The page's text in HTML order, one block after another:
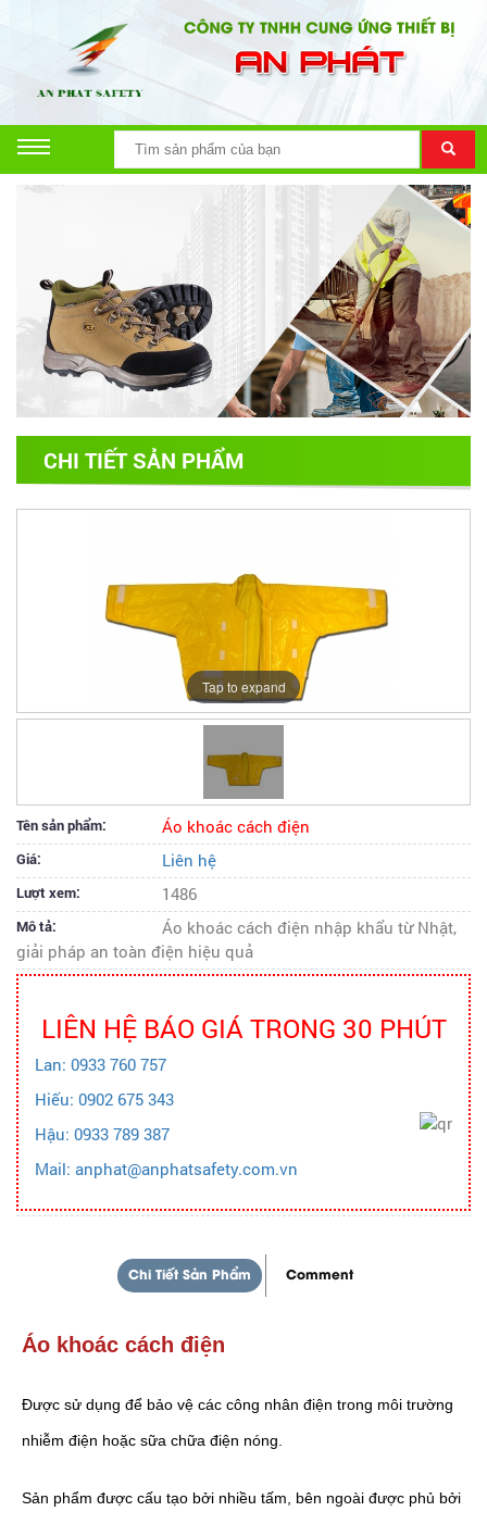
CHI TIẾT SẢN PHẨM
Tap to expand
Tên sản phẩm: Áo khoác cách điện
Giá: Liên hệ
Lượt xem: 1486
Mô tả:
Áo khoác cách điện nhập khẩu từ Nhật,
giải pháp an toàn điện hiệu quả
LIÊN HỆ BÁO GIÁ TRONG 30 PHÚT
Lan: 0933 760 757
Hiếu: 0902 675 343
Hậu: 0933 789 387
Mail: anphat@anphatsafety.com.vn
Chi Tiết Sản Phẩm Comment
Áo khoác cách điện
Được sử dụng để bảo vệ các công nhân điện trong môi trường
nhiễm điện hoặc sữa chữa điện nóng.
Sản phẩm được cấu tạo bởi nhiều tấm, bên ngoài được phủ bởi